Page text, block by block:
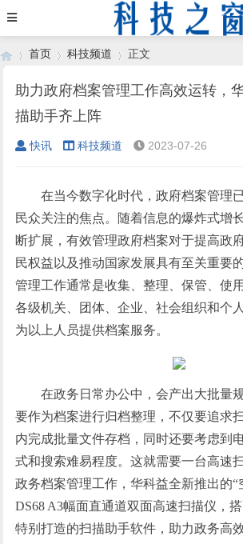
›
首页
›
科技频道 正文
助力政府档案管理工作高效运转，
描助手齐上阵
快讯 科技频道 2023-07-26
在当今数字化时代，政府档案管理
民众关注的焦点。随着信息的爆炸式增
断扩展，有效管理政府档案对于提高政
民权益以及推动国家发展具有至关重要
管理工作通常是收集、整理、保管、使
各级机关、团体、企业、社会组织和个
为以上人员提供档案服务。
在政务日常办公中，会产出大批量
要作为档案进行归档整理，不仅要追求
内完成批量文件存档，同时还要考虑到
式和搜索难易程度。这就需要一台高速
政务档案管理工作，华科益全新推出的
DS68 A3幅面直通道双面高速扫描仪，
特别打造的扫描助手软件，助力政务高